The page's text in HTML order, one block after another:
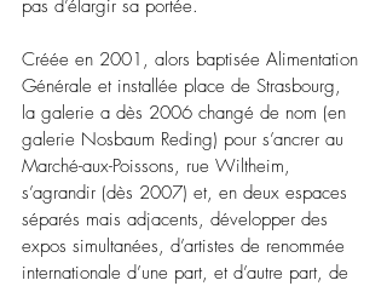
pas d’élargir sa portée.
Créée en 2001, alors baptisée Alimentation
Générale et installée place de Strasbourg,
la galerie a dès 2006 changé de nom (en
galerie Nosbaum Reding) pour s’ancrer au
Marché-aux-Poissons, rue Wiltheim,
s’agrandir (dès 2007) et, en deux espaces
séparés mais adjacents, développer des
expos simultanées, d’artistes de renommée
internationale d’une part, et d’autre part, de